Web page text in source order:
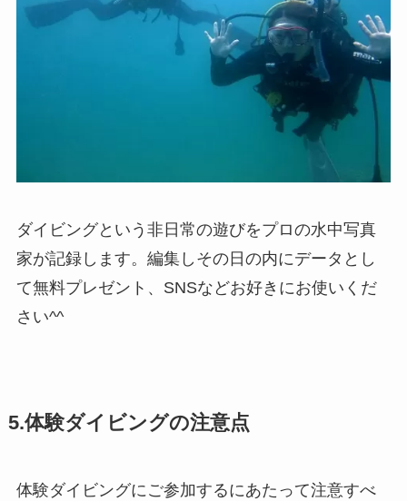
ダイビングという非日常の遊びをプロの水中写真
家が記録します。編集しその日の内にデータとし
て無料プレゼント、SNSなどお好きにお使いくだ
さい^^
5.体験ダイビングの注意点
体験ダイビングにご参加するにあたって注意すべ